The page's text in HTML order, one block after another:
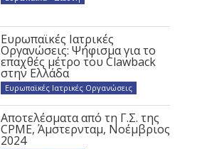
Ευρωπαϊκές Ιατρικές
Οργανώσεις: Ψήφισμα για το
επαχθές μέτρο του Clawback
στην Ελλάδα
Ευρωπαϊκές Ιατρικές Οργανώσεις
Αποτελέσματα από τη Γ.Σ. της
CPME, Άμστερνταμ, Νοέμβριος
2024